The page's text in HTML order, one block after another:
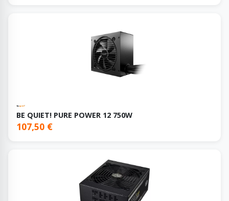
BE QUIET! PURE POWER 12 750W
107,50 €